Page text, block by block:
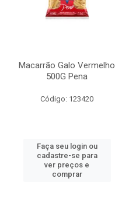
Macarrão Galo Vermelho
500G Pena
Código: 123420
Faça seu login ou
cadastre-se para
ver preços e
comprar